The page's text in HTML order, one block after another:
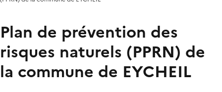
Plan de prévention des
risques naturels (PPRN) de
la commune de EYCHEIL